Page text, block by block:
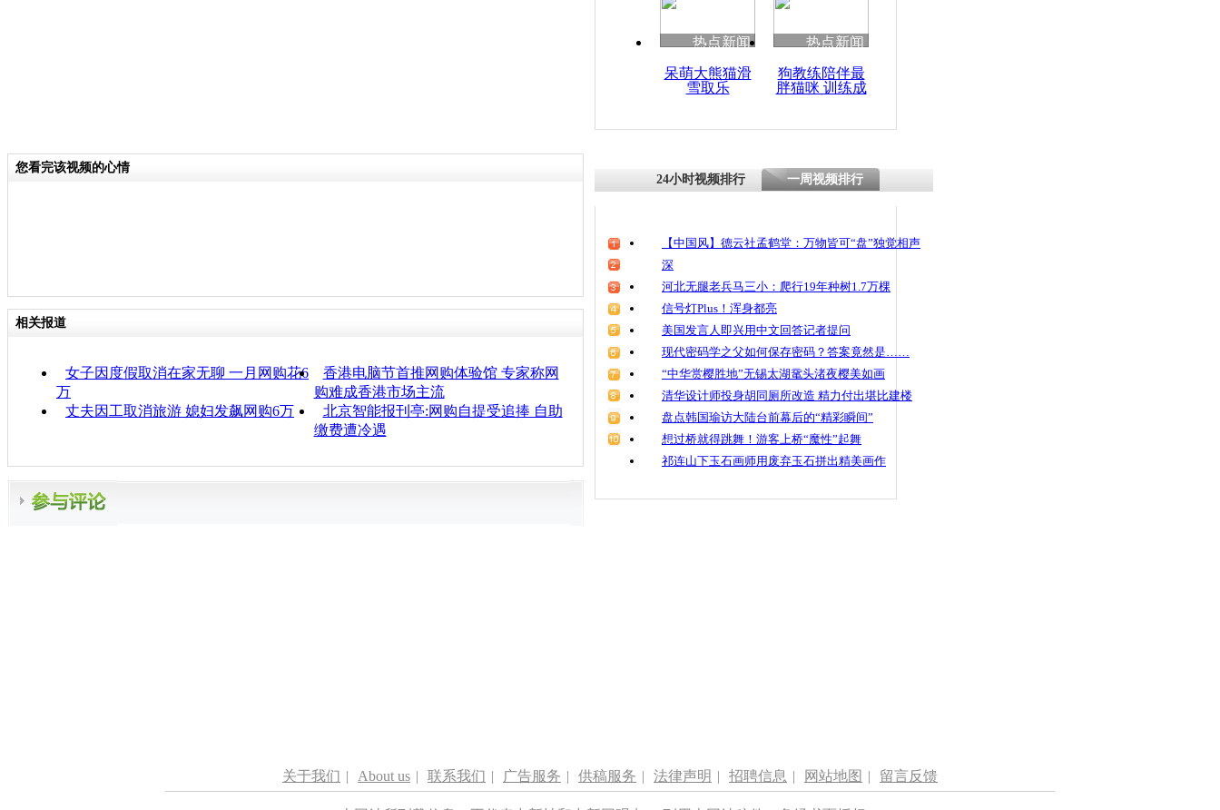
魂
热点新闻
呆萌大熊猫滑
雪取乐
热点新闻
狗教练陪伴最
胖猫咪 训练成
您看完该视频的心情
相关报道
女子因度假取消在家无聊 一月网购花6
万
香港电脑节首推网购体验馆 专家称网
购难成香港市场主流
丈夫因工取消旅游 媳妇发飙网购6万
北京智能报刊亭:网购自提受追捧 自助
缴费遭冷遇
24小时视频排行 一周视频排行
【中国风】德云社孟鹤堂：万物皆可“盘”独觉相声
深
河北无腿老兵马三小：爬行19年种树1.7万棵
信号灯Plus！浑身都亮
美国发言人即兴用中文回答记者提问
现代密码学之父如何保存密码？答案竟然是……
“中华赏樱胜地”无锡太湖鼋头渚夜樱美如画
清华设计师投身胡同厕所改造 精力付出堪比建楼
盘点韩国瑜访大陆台前幕后的“精彩瞬间”
想过桥就得跳舞！游客上桥“魔性”起舞
祁连山下玉石画师用废弃玉石拼出精美画作
关于我们 | About us | 联系我们 | 广告服务 | 供稿服务 | 法律声明 | 招聘信息 | 网站地图 | 留言反馈